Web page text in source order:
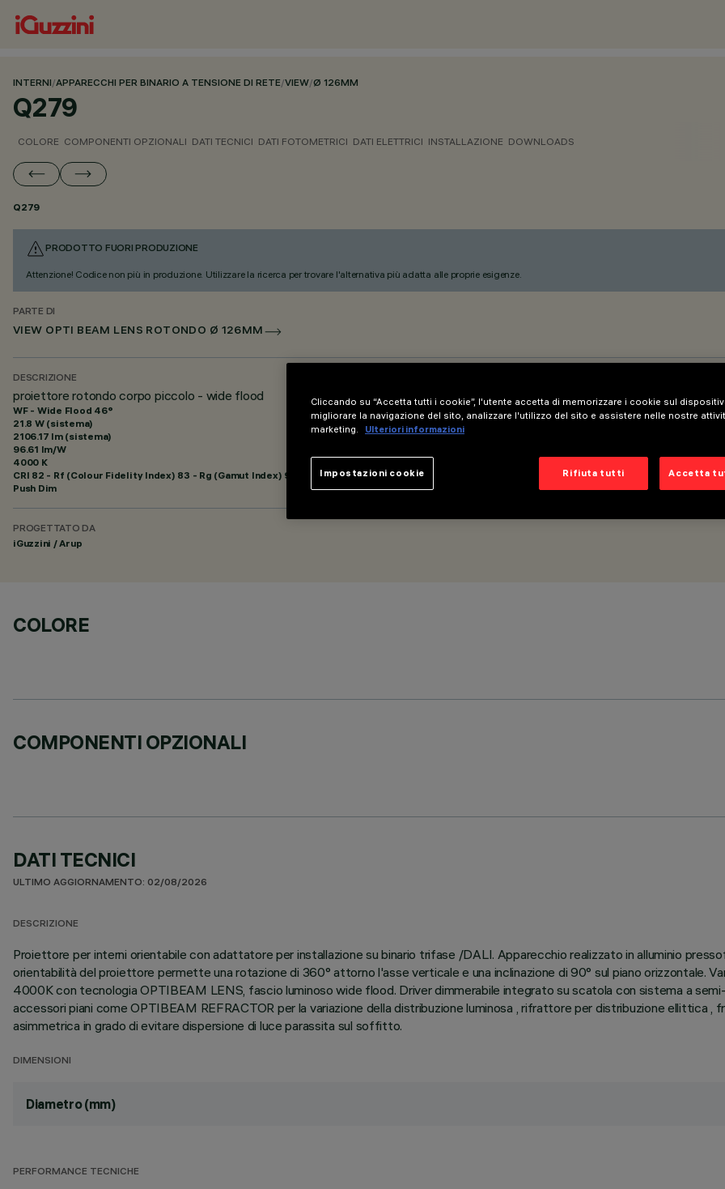
INTERNI/APPARECCHI PER BINARIO A TENSIONE DI RETE/VIEW/Ø 126MM
Q279
COLORE COMPONENTI OPZIONALI DATI TECNICI DATI FOTOMETRICI DATI ELETTRICI INSTALLAZIONE DOWNLOADS
Q279
PRODOTTO FUORI PRODUZIONE
Attenzione! Codice non più in produzione. Utilizzare la ricerca per trovare l'alternativa più adatta alle proprie esigenze.
PARTE DI
VIEW OPTI BEAM LENS ROTONDO Ø 126MM
DESCRIZIONE
proiettore rotondo corpo piccolo - wide flood
WF - Wide Flood 46°
21.8 W (sistema)
2106.17 lm (sistema)
96.61 lm/W
4000 K
CRI 82 - Rf (Colour Fidelity Index) 83 - Rg (Gamut Index) 94
Push Dim
PROGETTATO DA
iGuzzini / Arup
COLORE
COMPONENTI OPZIONALI
DATI TECNICI
ULTIMO AGGIORNAMENTO: 02/08/2026
DESCRIZIONE
Proiettore per interni orientabile con adattatore per installazione su binario trifase /DALI. Apparecchio realizzato in alluminio
orientabilità del proiettore permette una rotazione di 360° attorno l'asse verticale e una inclinazione di 90° sul piano orizzontale.
4000K con tecnologia OPTIBEAM LENS, fascio luminoso wide flood. Driver dimmerabile integrato su scatola con sistema a
accessori piani come OPTIBEAM REFRACTOR per la variazione della distribuzione luminosa , rifrattore per distribuzione ellittica
asimmetrica in grado di evitare dispersione di luce parassita sul soffitto.
DIMENSIONI
Diametro (mm)
PERFORMANCE TECNICHE
Cliccando su “Accetta tutti i cookie”, l'utente accetta di memorizzare i cookie sul
migliorare la navigazione del sito, analizzare l'utilizzo del sito e assistere nelle nostre
marketing.
Ulteriori informazioni
Rifiuta tutti Accetta
Impostazioni cookie